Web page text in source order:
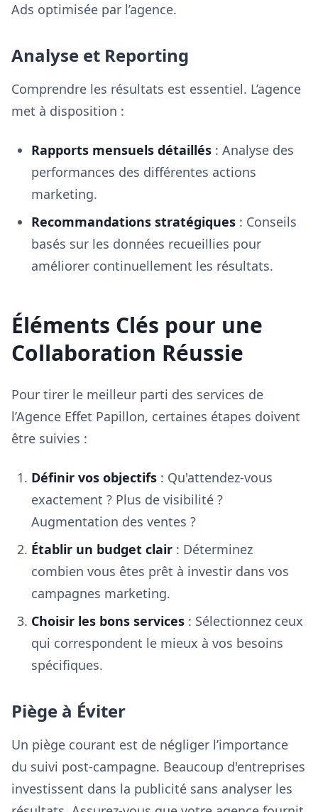
Ads optimisée par l’agence.
Analyse et Reporting
Comprendre les résultats est essentiel. L’agence
met à disposition :
Rapports mensuels détaillés : Analyse des
performances des différentes actions
marketing.
Recommandations stratégiques : Conseils
basés sur les données recueillies pour
améliorer continuellement les résultats.
Éléments Clés pour une
Collaboration Réussie
Pour tirer le meilleur parti des services de
l’Agence Effet Papillon, certaines étapes doivent
être suivies :
Définir vos objectifs : Qu'attendez-vous
exactement ? Plus de visibilité ?
Augmentation des ventes ?
Établir un budget clair : Déterminez
combien vous êtes prêt à investir dans vos
campagnes marketing.
Choisir les bons services : Sélectionnez ceux
qui correspondent le mieux à vos besoins
spécifiques.
Piège à Éviter
Un piège courant est de négliger l’importance
du suivi post-campagne. Beaucoup d'entreprises
investissent dans la publicité sans analyser les